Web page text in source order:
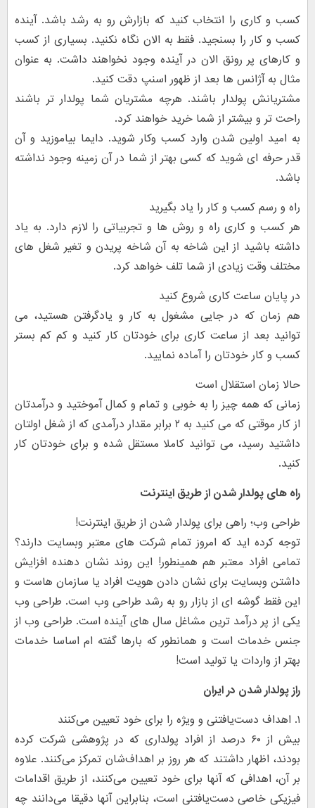
کسب و کاری را انتخاب کنید که بازارش رو به رشد باشد. آینده
کسب و کار را بسنجید. فقط به الان نگاه نکنید. بسیاری از کسب
و کارهای پر رونق الان در آینده وجود نخواهند داشت. به عنوان
مثال به آژانس ها بعد از ظهور اسنپ دقت کنید.
مشتریانش پولدار باشند. هرچه مشتریان شما پولدار تر باشند
راحت تر و بیشتر از شما خرید خواهند کرد.
به امید اولین شدن وارد کسب وکار شوید. دایما بیاموزید و آن
قدر حرفه ای شوید که کسی بهتر از شما در آن زمینه وجود نداشته
باشد.
راه و رسم کسب و کار را یاد بگیرید
هر کسب و کاری راه و روش ها و تجربیاتی را لازم دارد. به یاد
داشته باشید از این شاخه به آن شاخه پریدن و تغیر شغل های
مختلف وقت زیادی از شما تلف خواهد کرد.
در پایان ساعت کاری شروع کنید
هم زمان که در جایی مشغول به کار و یادگرفتن هستید، می
توانید بعد از ساعت کاری برای خودتان کار کنید و کم کم بستر
کسب و کار خودتان را آماده نمایید.
حالا زمان استقلال است
زمانی که همه چیز را به خوبی و تمام و کمال آموختید و درآمدتان
از کار موقتی که می کنید به ۲ برابر مقدار درآمدی که از شغل اولتان
داشتید رسید، می توانید کاملا مستقل شده و برای خودتان کار
کنید.
راه های پولدار شدن از طریق اینترنت
طراحی وب؛ راهی برای پولدار شدن از طریق اینترنت!
توجه کرده اید که امروز تمام شرکت های معتبر وبسایت دارند؟
تمامی افراد معتبر هم همینطور! این روند نشان دهنده افزایش
داشتن وبسایت برای نشان دادن هویت افراد یا سازمان هاست و
این فقط گوشه ای از بازار رو به رشد طراحی وب است. طراحی وب
یکی از پر درآمد ترین مشاغل سال های آینده است. طراحی وب از
جنس خدمات است و همانطور که بارها گفته ام اساسا خدمات
بهتر از واردات یا تولید است!
راز پولدار شدن در ایران
۱. اهداف دست‌یافتنی و ویژه را برای خود تعیین می‌کنند
بیش از ۶۰ درصد از افراد پولداری که در پژوهشی شرکت کرده
بودند، اظهار داشتند که هر روز بر اهداف‌شان تمرکز می‌کنند. علاوه
بر آن، اهدافی که آنها برای خود تعیین می‌کنند، از طریق اقدامات
فیزیکی خاصی دست‌یافتنی است، بنابراین آنها دقیقا می‌دانند چه